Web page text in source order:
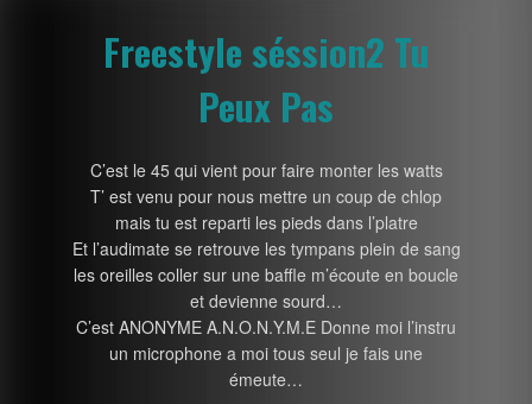
Freestyle séssion2 Tu
Peux Pas
C’est le 45 qui vient pour faire monter les watts
T’ est venu pour nous mettre un coup de chlop
mais tu est reparti les pieds dans l’platre
Et l’audimate se retrouve les tympans plein de sang
les oreilles coller sur une baffle m’écoute en boucle
et devienne sourd…
C’est ANONYME A.N.O.N.Y.M.E Donne moi l’instru
un microphone a moi tous seul je fais une
émeute…